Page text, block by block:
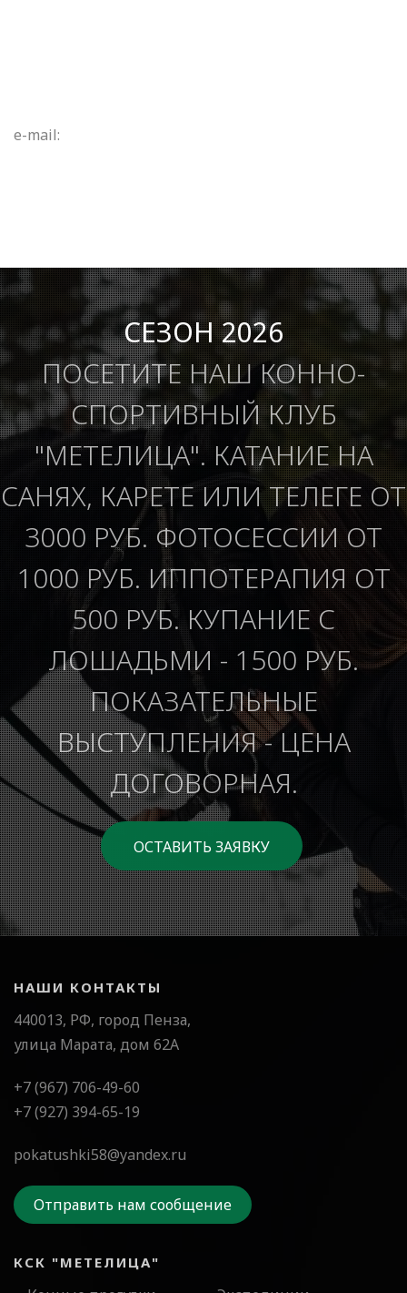
e-mail:
СЕЗОН 2026
ПОСЕТИТЕ НАШ КОННО-
СПОРТИВНЫЙ КЛУБ
"МЕТЕЛИЦА". КАТАНИЕ НА
САНЯХ, КАРЕТЕ ИЛИ ТЕЛЕГЕ ОТ
3000 РУБ. ФОТОСЕССИИ ОТ
1000 РУБ. ИППОТЕРАПИЯ ОТ
500 РУБ. КУПАНИЕ С
ЛОШАДЬМИ - 1500 РУБ.
ПОКАЗАТЕЛЬНЫЕ
ВЫСТУПЛЕНИЯ - ЦЕНА
ДОГОВОРНАЯ.
ОСТАВИТЬ ЗАЯВКУ
НАШИ КОНТАКТЫ
440013, РФ, город Пенза,
улица Марата, дом 62А
+7 (967) 706-49-60
+7 (927) 394-65-19
pokatushki58@yandex.ru
Отправить нам сообщение
КСК "МЕТЕЛИЦА"